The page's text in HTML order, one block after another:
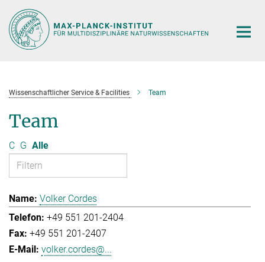
Hauptinhalt
Wissenschaftlicher Service & Facilities Team
Team
C G Alle
Volker Cordes
+49 551 201-2404
+49 551 201-2407
volker.cordes@...